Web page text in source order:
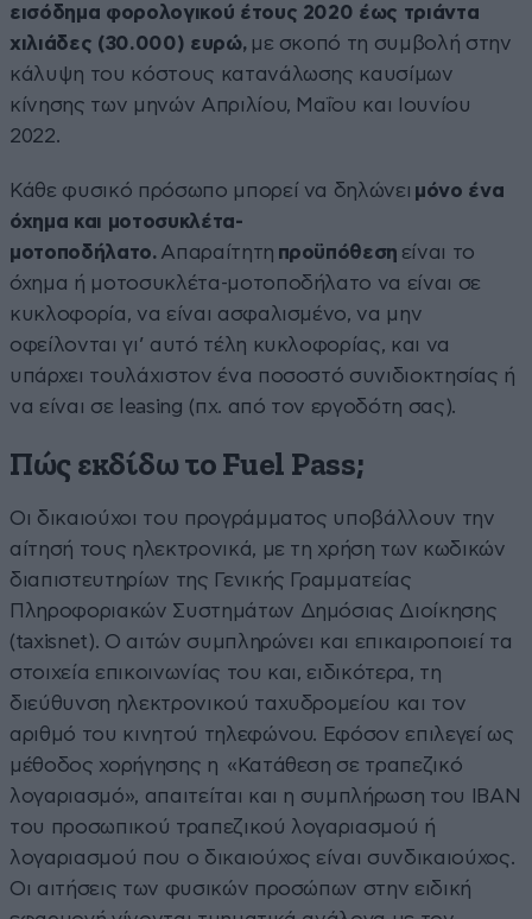
εισόδημα φορολογικού έτους 2020 έως τριάντα
χιλιάδες (30.000) ευρώ, με σκοπό τη συμβολή στην
κάλυψη του κόστους κατανάλωσης καυσίμων
κίνησης των μηνών Απριλίου, Μαΐου και Ιουνίου
2022.
Κάθε φυσικό πρόσωπο μπορεί να δηλώνει μόνο ένα
όχημα και μοτοσυκλέτα-
μοτοποδήλατο. Απαραίτητη προϋπόθεση είναι το
όχημα ή μοτοσυκλέτα-μοτοποδήλατο να είναι σε
κυκλοφορία, να είναι ασφαλισμένο, να μην
οφείλονται γι’ αυτό τέλη κυκλοφορίας, και να
υπάρχει τουλάχιστον ένα ποσοστό συνιδιοκτησίας ή
να είναι σε leasing (πχ. από τον εργοδότη σας).
Πώς εκδίδω το Fuel Pass;
Οι δικαιούχοι του προγράμματος υποβάλλουν την
αίτησή τους ηλεκτρονικά, με τη χρήση των κωδικών
διαπιστευτηρίων της Γενικής Γραμματείας
Πληροφοριακών Συστημάτων Δημόσιας Διοίκησης
(taxisnet). Ο αιτών συμπληρώνει και επικαιροποιεί τα
στοιχεία επικοινωνίας του και, ειδικότερα, τη
διεύθυνση ηλεκτρονικού ταχυδρομείου και τον
αριθμό του κινητού τηλεφώνου. Εφόσον επιλεγεί ως
μέθοδος χορήγησης η «Κατάθεση σε τραπεζικό
λογαριασμό», απαιτείται και η συμπλήρωση του IBAN
του προσωπικού τραπεζικού λογαριασμού ή
λογαριασμού που ο δικαιούχος είναι συνδικαιούχος.
Οι αιτήσεις των φυσικών προσώπων στην ειδική